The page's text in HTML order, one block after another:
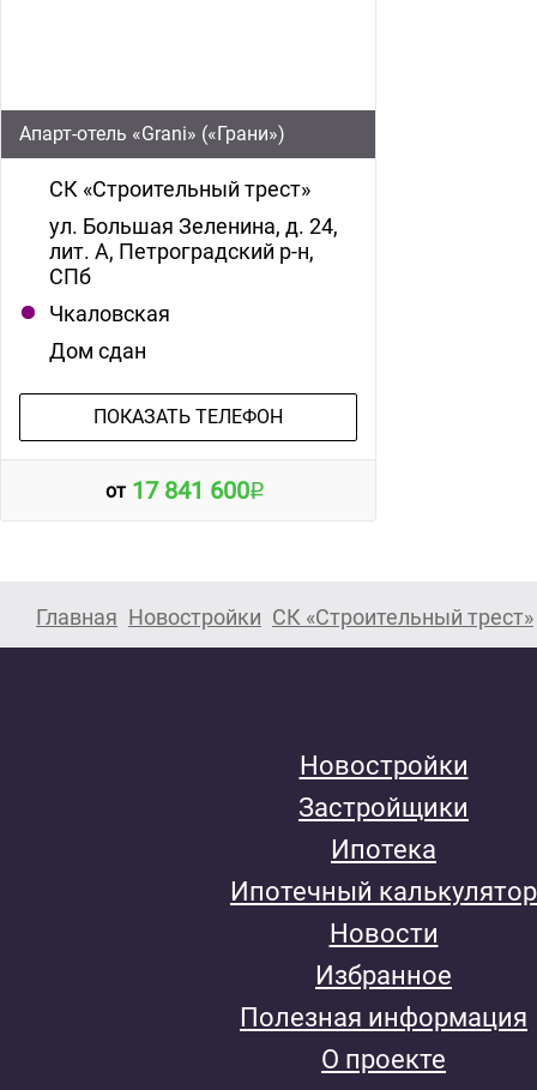
Апарт-отель «Grani» («Грани»)
СК «Строительный трест»
ул. Большая Зеленина, д. 24,
лит. А, Петроградский р-н,
СПб
Чкаловская
Дом сдан
ПОКАЗАТЬ ТЕЛЕФОН
от 17 841 600
Главная Новостройки СК «Строительный трест»
Новостройки
Застройщики
Ипотека
Ипотечный калькулятор
Новости
Избранное
Полезная информация
О проекте